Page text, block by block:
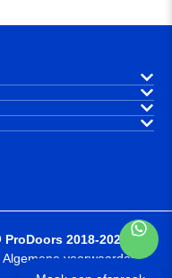
ProDoors 2018-2025
Algemene voorwaarden